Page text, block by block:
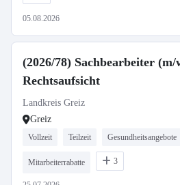
05.08.2026
(2026/78) Sachbearbeiter (m/
Rechtsaufsicht
Landkreis Greiz
Greiz
Vollzeit Teilzeit Gesundheitsangebote
Mitarbeiterrabatte 3